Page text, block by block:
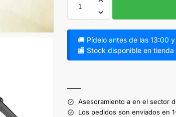
🚚 Pídelo antes de las 13:00
🏬 Stock disponible en tienda
l
t
e
——
Asesoramiento a en el sector
Los pedidos son enviados en